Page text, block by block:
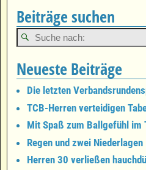
Beiträge suchen
Neueste Beiträge
Die letzten
TCB-Herren verteidigen
Mit Spaß zum Ballgefühl im
Regen und zwei Niederlagen
Herren 30 verließen